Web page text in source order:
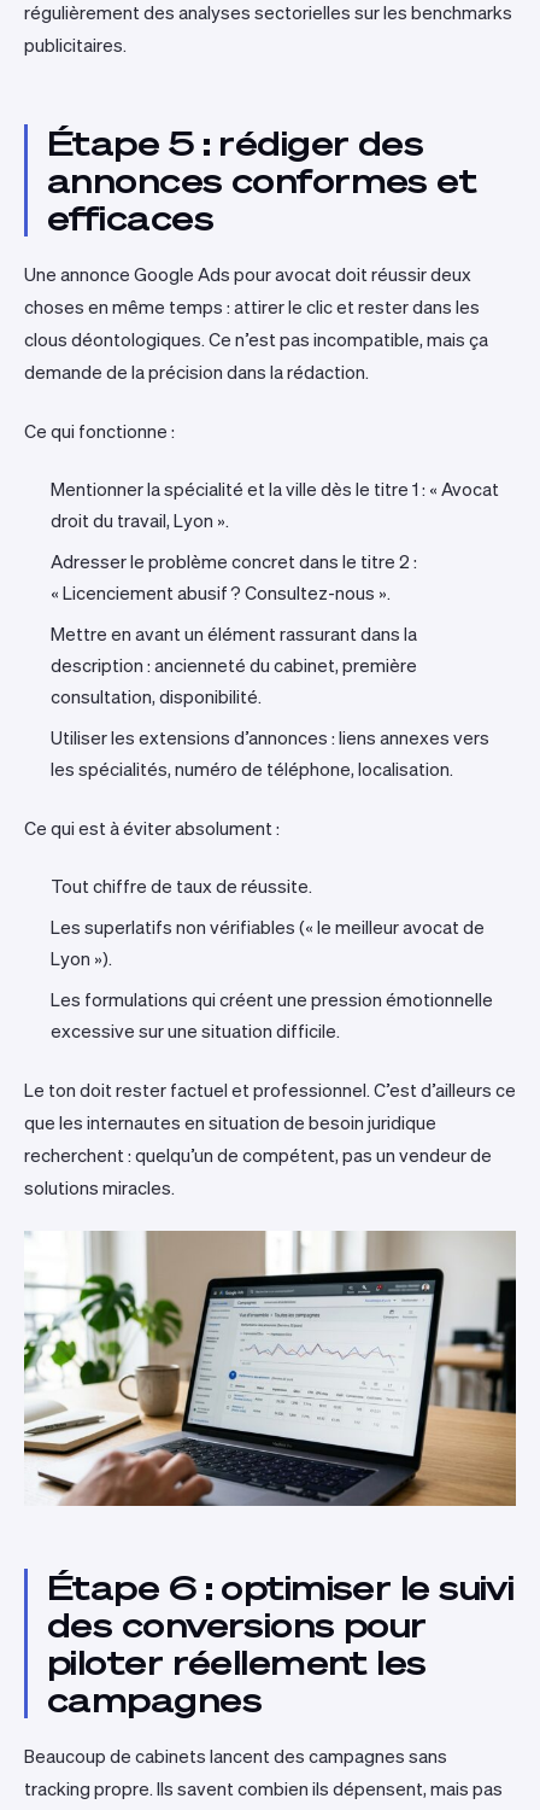
régulièrement des analyses sectorielles sur les benchmarks
publicitaires.
Étape 5 : rédiger des
annonces conformes et
efficaces
Une annonce Google Ads pour avocat doit réussir deux
choses en même temps : attirer le clic et rester dans les
clous déontologiques. Ce n’est pas incompatible, mais ça
demande de la précision dans la rédaction.
Ce qui fonctionne :
Mentionner la spécialité et la ville dès le titre 1 : « Avocat
droit du travail, Lyon ».
Adresser le problème concret dans le titre 2 :
« Licenciement abusif ? Consultez-nous ».
Mettre en avant un élément rassurant dans la
description : ancienneté du cabinet, première
consultation, disponibilité.
Utiliser les extensions d’annonces : liens annexes vers
les spécialités, numéro de téléphone, localisation.
Ce qui est à éviter absolument :
Tout chiffre de taux de réussite.
Les superlatifs non vérifiables (« le meilleur avocat de
Lyon »).
Les formulations qui créent une pression émotionnelle
excessive sur une situation difficile.
Le ton doit rester factuel et professionnel. C’est d’ailleurs ce
que les internautes en situation de besoin juridique
recherchent : quelqu’un de compétent, pas un vendeur de
solutions miracles.
Étape 6 : optimiser le suivi
des conversions pour
piloter réellement les
campagnes
Beaucoup de cabinets lancent des campagnes sans
tracking propre. Ils savent combien ils dépensent, mais pas